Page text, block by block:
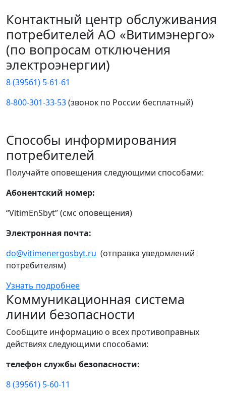
Контактный центр обслуживания
потребителей АО «Витимэнерго»
(по вопросам отключения
электроэнергии)
8 (39561) 5-61-61
8-800-301-33-53(звонок по России бесплатный)
Способы информирования
потребителей
Получайте оповещения следующими способами:
Абонентский номер:
“VitimEnSbyt” (смс оповещения)
Электронная почта:
do@vitimenergosbyt.ru (отправка уведомлений
потребителям)
Узнать подробнее
Коммуникационная система
линии безопасности
Сообщите информацию о всех противоправных
действиях следующими способами:
телефон службы безопасности:
8 (39561) 5-60-11